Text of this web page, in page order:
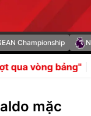
Championship
Man City vs
mặc